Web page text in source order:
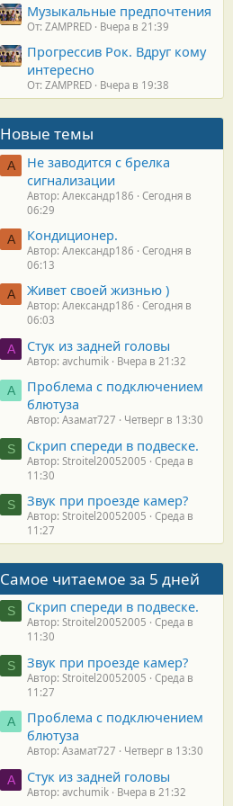
Музыкальные предпочтения
От: ZAMPRED Вчера в 21:39
Прогрессив Рок. Вдруг кому
интересно
От: ZAMPRED Вчера в 19:38
Новые темы
А
Не заводится с брелка
сигнализации
Автор: Александр186
Сегодня в
06:29
А Кондиционер.
Автор: Александр186
Сегодня в
06:13
А Живет своей жизнью )
Автор: Александр186
Сегодня в
06:03
A Стук из задней головы
Автор: avchumik Вчера в 21:32
А
Проблема с подключением
блютуза
Автор: Азамат727 Четверг в 13:30
S Скрип спереди в подвеске.
Автор: Stroitel20052005
Среда в
11:30
S Звук при проезде камер?
Автор: Stroitel20052005
Среда в
11:27
Самое читаемое за 5 дней
S Скрип спереди в подвеске.
Автор: Stroitel20052005
Среда в
11:30
S Звук при проезде камер?
Автор: Stroitel20052005
Среда в
11:27
А
Проблема с подключением
блютуза
Автор: Азамат727 Четверг в 13:30
A Стук из задней головы
Автор: avchumik Вчера в 21:32